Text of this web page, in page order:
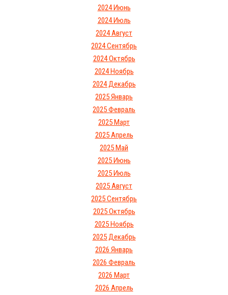
2024 Июнь
2024 Июль
2024 Август
2024 Сентябрь
2024 Октябрь
2024 Ноябрь
2024 Декабрь
2025 Январь
2025 Февраль
2025 Март
2025 Апрель
2025 Май
2025 Июнь
2025 Июль
2025 Август
2025 Сентябрь
2025 Октябрь
2025 Ноябрь
2025 Декабрь
2026 Январь
2026 Февраль
2026 Март
2026 Апрель